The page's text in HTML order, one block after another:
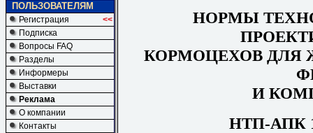
ПОЛЬЗОВАТЕЛЯМ
Регистрация
<<
Подписка
Вопросы FAQ
Разделы
Информеры
Выставки
Реклама
О компании
Контакты
НОРМЫ
КОРМОЦЕХОВ ДЛЯ
И
НТП-АПК